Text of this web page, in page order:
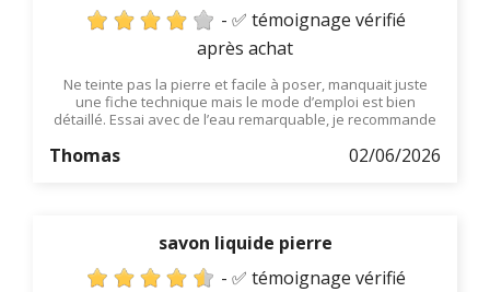
- ✅ témoignage vérifié
après achat
Ne teinte pas la pierre et facile à poser, manquait juste
une fiche technique mais le mode d’emploi est bien
détaillé. Essai avec de l’eau remarquable, je recommande
Thomas 02/06/2026
savon liquide pierre
- ✅ témoignage vérifié